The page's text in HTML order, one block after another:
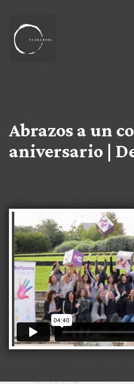
Abrazos a un
aniversario |